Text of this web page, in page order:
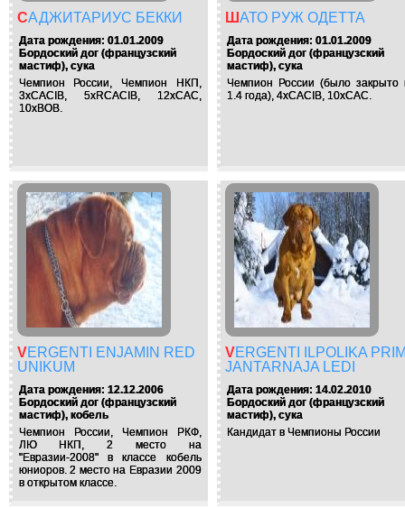
САДЖИТАРИУС БЕККИ
Дата рождения: 01.01.2009
Бордоский дог (французский
мастиф), сука
Чемпион России, Чемпион НКП,
3хCACIB, 5xRCACIB, 12хСАС,
10хВОВ.
ШАТО РУЖ ОДЕТТА
Дата рождения: 01.01.2009
Бордоский дог (французский
мастиф), сука
Чемпион России (было закрыто
1.4 года), 4хCACIB, 10хСАС.
VERGENTI ENJAMIN RED
UNIKUM
Дата рождения: 12.12.2006
Бордоский дог (французский
мастиф), кобель
Чемпион России, Чемпион РКФ,
ЛЮ НКП, 2 место на
"Евразии-2008" в классе кобель
юниоров. 2 место на Евразии 2009
в открытом классе.
VERGENTI ILPOLIKA PRIMA
JANTARNAJA LEDI
Дата рождения: 14.02.2010
Бордоский дог (французский
мастиф), сука
Кандидат в Чемпионы России